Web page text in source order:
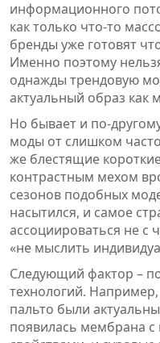
информационного
как только что-то
бренды уже готовят
Именно поэтому
однажды трендовую
актуальный образ как
Но бывает и по-
моды от слишком
же блестящие
контрастным мехом
сезонов подобных
насытился, и самое
ассоциироваться не с
«не мыслить
Следующий фактор –
технологий.
пальто были
появилась мембрана